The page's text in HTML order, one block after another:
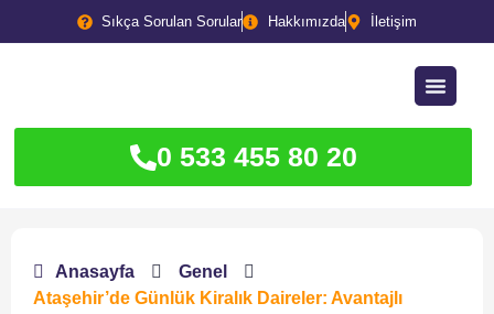
Sıkça Sorulan Sorular Hakkımızda İletişim
0 533 455 80 20
Anasayfa
Genel
Ataşehir’de Günlük Kiralık Daireler: Avantajlı